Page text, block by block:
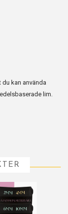
kan använda
lim.